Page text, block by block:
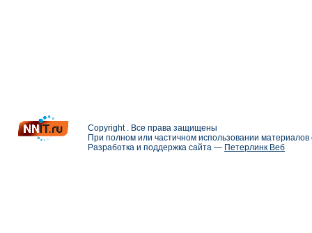
Copyright . Все права защищены
При полном или частичном использовании
Разработка и поддержка сайта — Петерлинк Веб